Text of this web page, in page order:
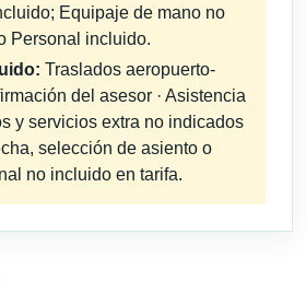
Equipaje de mano no
Personal incluido.
Traslados aeropuerto-
del asesor · Asistencia
y servicios extra no indicados
selección de asiento o
no incluido en tarifa.